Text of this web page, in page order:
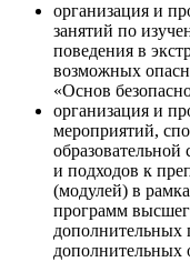
организация и
занятий по
поведения в
возможных
«Основ
организация и
мероприятий,
и подходов к
(модулей) в
программ
дополнительных
дополнительных